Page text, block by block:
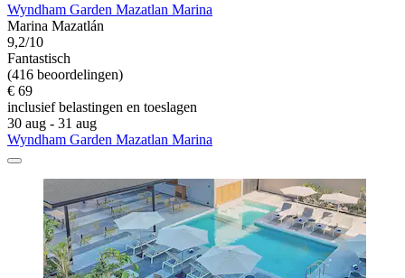
Wyndham Garden Mazatlan Marina
Marina Mazatlán
9,2/10
Fantastisch
(416 beoordelingen)
€ 69
inclusief belastingen en toeslagen
30 aug - 31 aug
Wyndham Garden Mazatlan Marina